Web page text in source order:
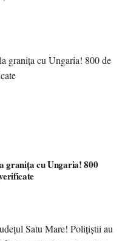
granița cu Ungaria! 800